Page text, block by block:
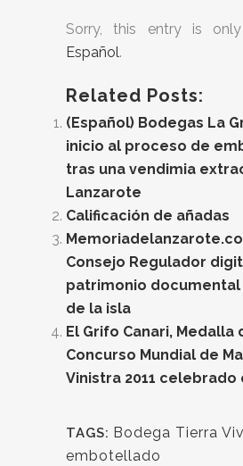
Sorry, this entry is
Español.
Related Posts:
(Español) Bodegas La
inicio al proceso de
tras una vendimia
Lanzarote
Calificación de añadas
Consejo Regulador
patrimonio
de la isla
El Grifo Canari, Medalla
Concurso Mundial de
Vinistra 2011 celebrado
TAGS: Bodega Tierra
embotellado